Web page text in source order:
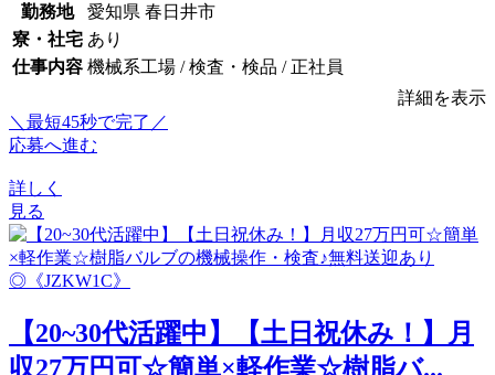
勤務地
愛知県 春日井市
寮・社宅 あり
仕事内容 機械系工場 / 検査・検品 / 正社員
詳細を表示
＼最短45秒で完了／
応募へ進む
詳しく
見る
【20~30代活躍中】【土日祝休み！】月
収27万円可☆簡単×軽作業☆樹脂バ...